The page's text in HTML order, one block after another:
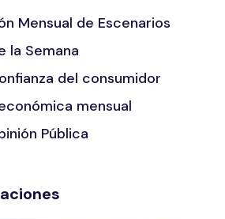
Mensual de Escenarios
la Semana
del consumidor
mensual
Pública